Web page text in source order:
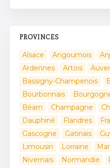
PROVINCES
Alsace Angoumois
Ardennes
Artois
Bassigny-Champenois
Bourbonnais
Béarn
Champagne
Dauphiné
Flandres
Gascogne
Gatinais
Limousin
Lorraine
Nivernais
Normandie